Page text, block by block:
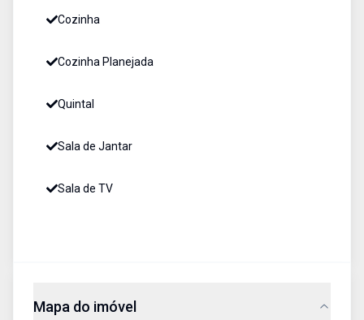
Cozinha
Cozinha Planejada
Quintal
Sala de Jantar
Sala de TV
Mapa do imóvel